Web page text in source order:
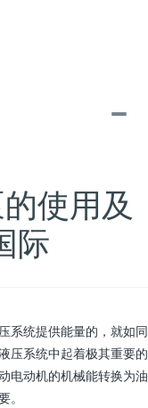
使用及
际
统提供能量的，就如同
压系统中起着极其重要的
电动机的机械能转换为油
。